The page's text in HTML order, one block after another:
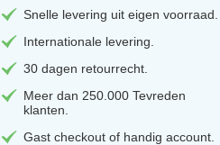
Snelle levering uit eigen voorraad.
Internationale levering.
30 dagen retourrecht.
Meer dan 250.000 Tevreden
klanten.
Gast checkout of handig account.